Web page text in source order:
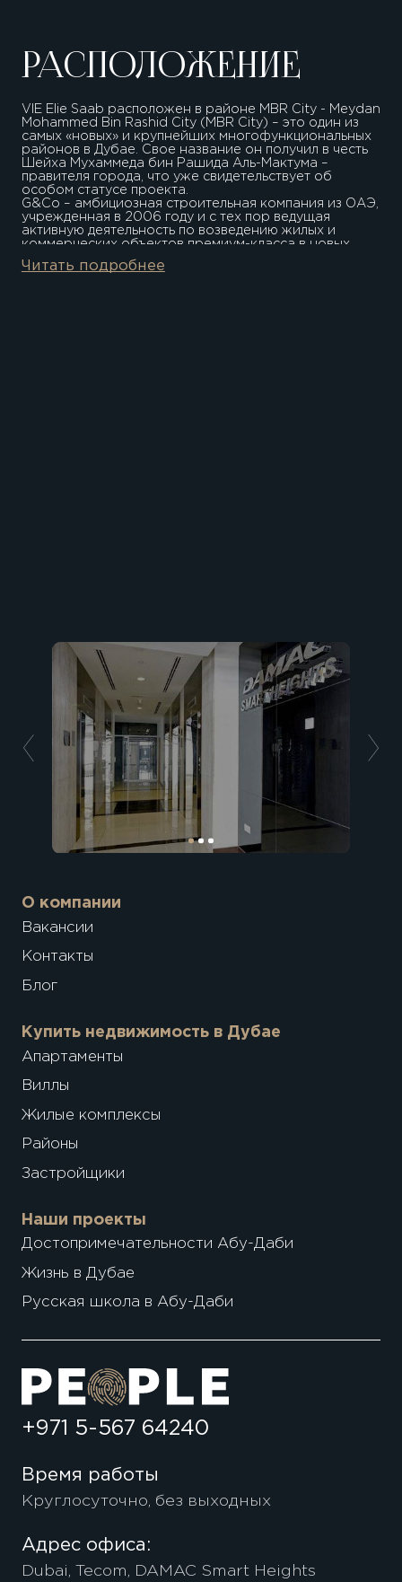
РАСПОЛОЖЕНИЕ
VIE Elie Saab расположен в районе MBR City - Meydan
Mohammed Bin Rashid City (MBR City) – это один из
самых «новых» и крупнейших многофункциональных
районов в Дубае. Свое название он получил в честь
Шейха Мухаммеда бин Рашида Аль-Мактума –
правителя города, что уже свидетельствует об
особом статусе проекта.
G&Co – амбициозная строительная компания из ОАЭ,
учрежденная в 2006 году и с тех пор ведущая
активную деятельность по возведению жилых и
коммерческих объектов премиум-класса в новых
районах Дубая. Благодаря инновационному видению
устойчивого развития застройщик стремится
Читать подробнее
О компании
Вакансии
Контакты
Блог
Купить недвижимость в Дубае
Апартаменты
Виллы
Жилые комплексы
Районы
Застройщики
Наши проекты
Достопримечательности Абу-Даби
Жизнь в Дубае
Русская школа в Абу-Даби
+971 5-567 64240
Время работы
Круглосуточно, без выходных
Адрес офиса:
Dubai, Tecom, DAMAC Smart Heights